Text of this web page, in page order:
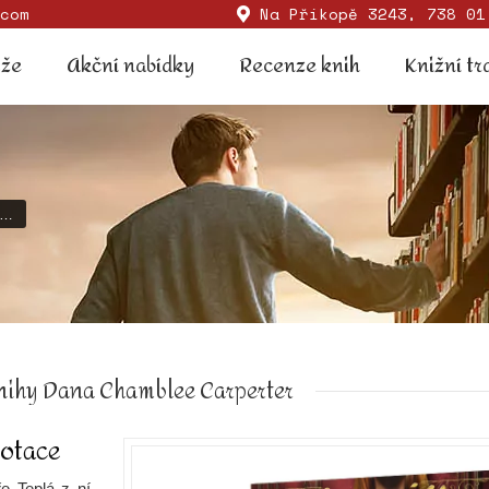
Na Příkopě 3243, 738
Akční nabídky Recenze knih Knižní
Dana Chamblee Carperter
Akční nabídky Recenze knih